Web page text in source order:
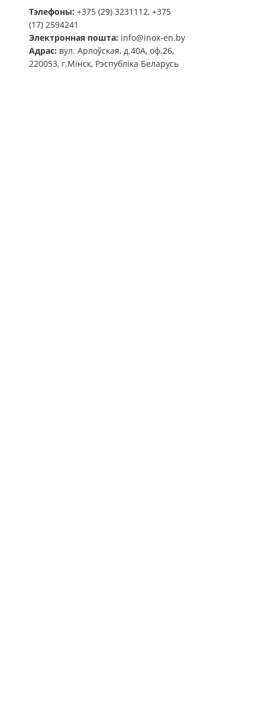
Тэлефоны: +375 (29) 3231112, +375
(17) 2594241
Электронная пошта: info@inox-en.by
Адрас: вул. Арлоўская, д.40А, оф.26,
220053, г.Мінск, Рэспубліка Беларусь